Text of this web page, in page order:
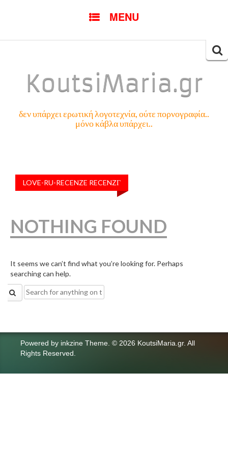
MENU
KoutsiMaria.gr
δεν υπάρχει ερωτική λογοτεχνία, ούτε πορνογραφία..
μόνο κάβλα υπάρχει..
LOVE-RU-RECENZE RECENZГ­
NOTHING FOUND
It seems we can’t find what you’re looking for. Perhaps
searching can help.
Search
for:
Powered by inkzine Theme © 2026 KoutsiMaria.gr. All
Rights Reserved.